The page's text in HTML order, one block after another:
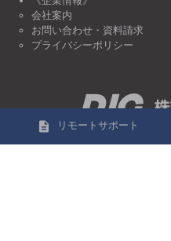
会社案内
お問い合わせ・資料請求
プライバシーポリシー
リモートサポート